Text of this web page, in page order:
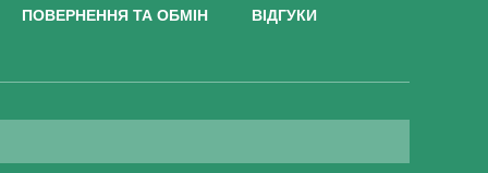
ПОВЕРНЕННЯ ТА ОБМІН ВІДГУКИ